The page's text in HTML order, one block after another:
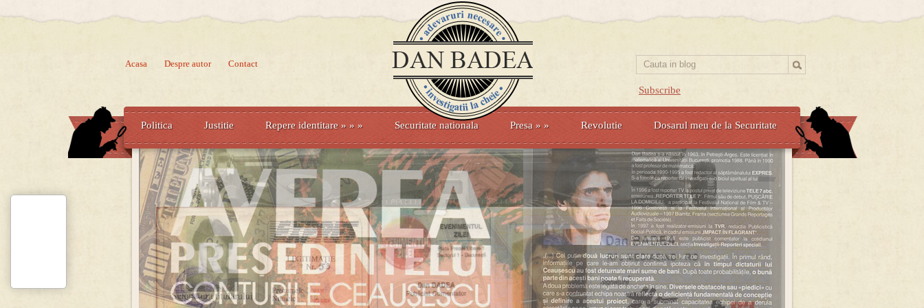
Subscribe
Acasa Despre autor Contact
Politica Justitie Repere identitare » » » Securitate nationala Presa » » Revolutie Dosarul meu de la Securitate